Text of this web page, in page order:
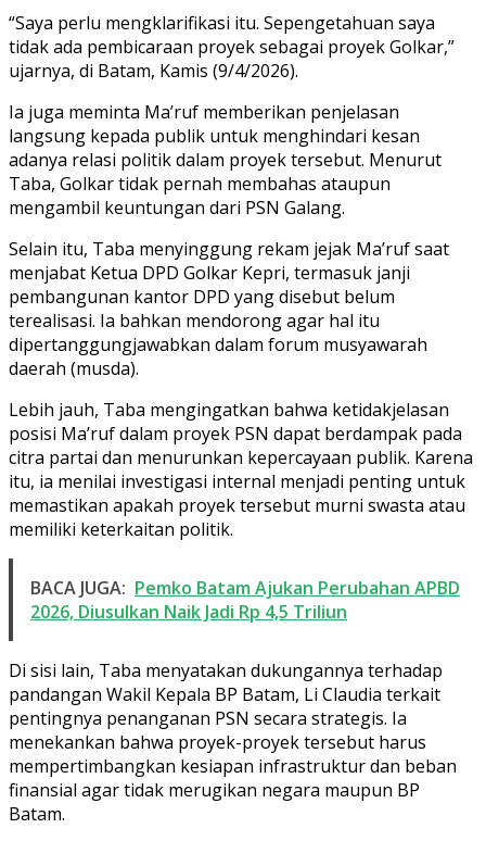
“Saya perlu mengklarifikasi itu. Sepengetahuan saya
tidak ada pembicaraan proyek sebagai proyek Golkar,”
ujarnya, di Batam, Kamis (9/4/2026).
Ia juga meminta Ma’ruf memberikan penjelasan
langsung kepada publik untuk menghindari kesan
adanya relasi politik dalam proyek tersebut. Menurut
Taba, Golkar tidak pernah membahas ataupun
mengambil keuntungan dari PSN Galang.
Selain itu, Taba menyinggung rekam jejak Ma’ruf saat
menjabat Ketua DPD Golkar Kepri, termasuk janji
pembangunan kantor DPD yang disebut belum
terealisasi. Ia bahkan mendorong agar hal itu
dipertanggungjawabkan dalam forum musyawarah
daerah (musda).
Lebih jauh, Taba mengingatkan bahwa ketidakjelasan
posisi Ma’ruf dalam proyek PSN dapat berdampak pada
citra partai dan menurunkan kepercayaan publik. Karena
itu, ia menilai investigasi internal menjadi penting untuk
memastikan apakah proyek tersebut murni swasta atau
memiliki keterkaitan politik.
BACA JUGA: Pemko Batam Ajukan Perubahan APBD
2026, Diusulkan Naik Jadi Rp 4,5 Triliun
Di sisi lain, Taba menyatakan dukungannya terhadap
pandangan Wakil Kepala BP Batam, Li Claudia terkait
pentingnya penanganan PSN secara strategis. Ia
menekankan bahwa proyek-proyek tersebut harus
mempertimbangkan kesiapan infrastruktur dan beban
finansial agar tidak merugikan negara maupun BP
Batam.